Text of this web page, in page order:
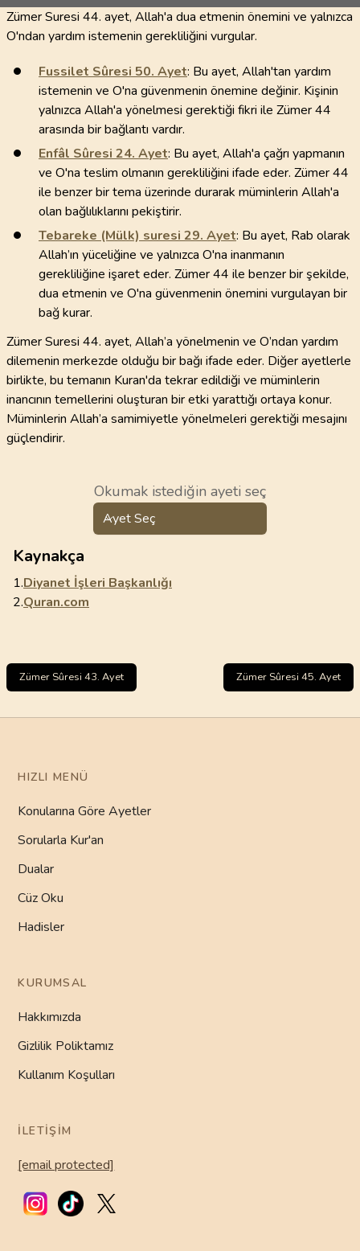
Zümer Suresi 44. ayet, Allah'a dua etmenin önemini ve yalnızca
O'ndan yardım istemenin gerekliliğini vurgular.
Fussilet Sûresi 50. Ayet: Bu ayet, Allah'tan yardım
istemenin ve O'na güvenmenin önemine değinir. Kişinin
yalnızca Allah'a yönelmesi gerektiği fikri ile Zümer 44
arasında bir bağlantı vardır.
Enfâl Sûresi 24. Ayet: Bu ayet, Allah'a çağrı yapmanın
ve O'na teslim olmanın gerekliliğini ifade eder. Zümer 44
ile benzer bir tema üzerinde durarak müminlerin Allah'a
olan bağlılıklarını pekiştirir.
Tebareke (Mülk) suresi 29. Ayet: Bu ayet, Rab olarak
Allah’ın yüceliğine ve yalnızca O'na inanmanın
gerekliliğine işaret eder. Zümer 44 ile benzer bir şekilde,
dua etmenin ve O'na güvenmenin önemini vurgulayan bir
bağ kurar.
Zümer Suresi 44. ayet, Allah’a yönelmenin ve O’ndan yardım
dilemenin merkezde olduğu bir bağı ifade eder. Diğer ayetlerle
birlikte, bu temanın Kuran'da tekrar edildiği ve müminlerin
inancının temellerini oluşturan bir etki yarattığı ortaya konur.
Müminlerin Allah’a samimiyetle yönelmeleri gerektiği mesajını
güçlendirir.
Okumak istediğin ayeti seç
Ayet Seç
Kaynakça
1.Diyanet İşleri Başkanlığı
2.Quran.com
Zümer Sûresi 43. Ayet Zümer Sûresi 45. Ayet
HIZLI MENÜ
Konularına Göre Ayetler
Sorularla Kur'an
Dualar
Cüz Oku
Hadisler
KURUMSAL
Hakkımızda
Gizlilik Poliktamız
Kullanım Koşulları
İLETIŞIM
[email protected]